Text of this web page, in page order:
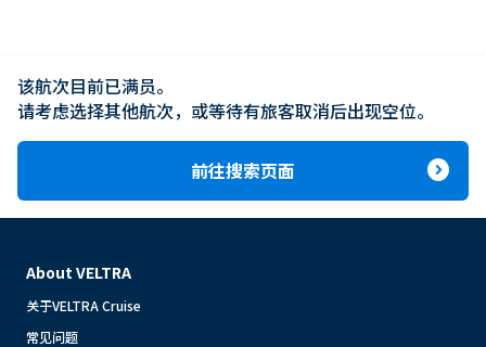
该航次目前已满员。
请考虑选择其他航次，或等待有旅客取消后出现空位。
前往搜索页面 expand_circle_right
About VELTRA
关于VELTRA Cruise
常见问题